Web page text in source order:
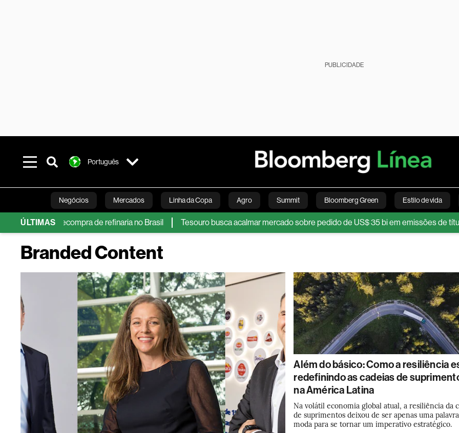
PUBLICIDADE
Português
Negócios Mercados Linha da Copa Agro Summit Bloomberg Green Estilo de vida
Línea Studios Podcasts Inovação Finanças pessoais Viagens Internacional Brasil
ÚLTIMAS
e recompra de refinaria no Brasil Tesouro busca acalmar mercado sobre pedido de US$ 35 bi em emissões de títulos no
Branded Content
Além do básico: Como a resiliência
redefinindo as cadeias de
na América Latina
Na volátil economia global atual, a resiliência da
de suprimentos deixou de ser apenas uma
moda para se tornar um imperativo estratégico.